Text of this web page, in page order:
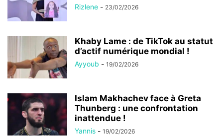
Rizlene - 23/02/2026
Khaby Lame : de TikTok au statut
d’actif numérique mondial !
Ayyoub - 19/02/2026
Islam Makhachev face à Greta
Thunberg : une confrontation
inattendue !
Yannis - 19/02/2026